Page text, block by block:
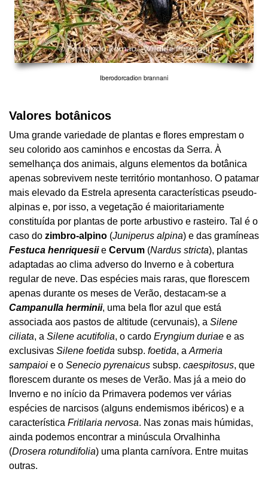
Iberodorcadion brannani
Valores botânicos
Uma grande variedade de plantas e flores emprestam o
seu colorido aos caminhos e encostas da Serra. À
semelhança dos animais, alguns elementos da botânica
apenas sobrevivem neste território montanhoso. O patamar
mais elevado da Estrela apresenta características pseudo-
alpinas e, por isso, a vegetação é maioritariamente
constituída por plantas de porte arbustivo e rasteiro. Tal é o
caso do zimbro-alpino (Juniperus alpina) e das gramíneas
Festuca henriquesii e Cervum (Nardus stricta), plantas
adaptadas ao clima adverso do Inverno e à cobertura
regular de neve. Das espécies mais raras, que florescem
apenas durante os meses de Verão, destacam-se a
Campanulla herminii, uma bela flor azul que está
associada aos pastos de altitude (cervunais), a Silene
ciliata, a Silene acutifolia, o cardo Eryngium duriae e as
exclusivas Silene foetida subsp. foetida, a Armeria
sampaioi e o Senecio pyrenaicus subsp. caespitosus, que
florescem durante os meses de Verão. Mas já a meio do
Inverno e no início da Primavera podemos ver várias
espécies de narcisos (alguns endemismos ibéricos) e a
característica Fritilaria nervosa. Nas zonas mais húmidas,
ainda podemos encontrar a minúscula Orvalhinha
(Drosera rotundifolia) uma planta carnívora. Entre muitas
outras.